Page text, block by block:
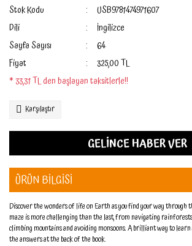
Stok Kodu
USB9781474971607
Dili
İngilizce
Sayfa Sayısı
64
Fiyat
325,00 TL
* 33,31 TL den başlayan taksitlerle!!
Karşılaştır
GELİNCE HABER VER
ÜRÜN BİLGİSİ
Discover the wonders of life on Earth as you find your way through
maze is more challenging than the last, from navigating
climbing mountains and avoiding monsoons. A brilliant way to
the answers at the back of the book.